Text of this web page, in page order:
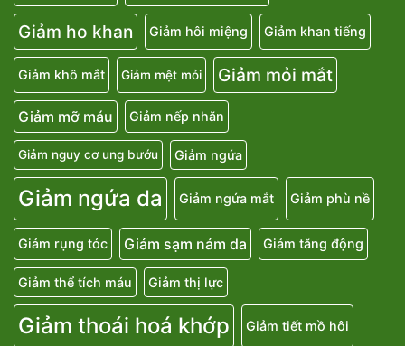
Giảm ho khan Giảm hôi miệng Giảm khan tiếng
Giảm khô mắt Giảm mệt mỏi Giảm mỏi mắt
Giảm mỡ máu Giảm nếp nhăn
Giảm nguy cơ ung bướu Giảm ngứa
Giảm ngứa da Giảm ngứa mắt Giảm phù nề
Giảm rụng tóc Giảm sạm nám da Giảm tăng động
Giảm thể tích máu Giảm thị lực
Giảm thoái hoá khớp Giảm tiết mồ hôi